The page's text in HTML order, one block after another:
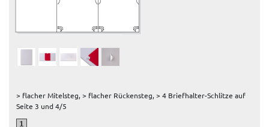
> flacher Mitelsteg, > flacher Rückensteg, > 4 Briefhalter-Schlitze auf
Seite 3 und 4/5